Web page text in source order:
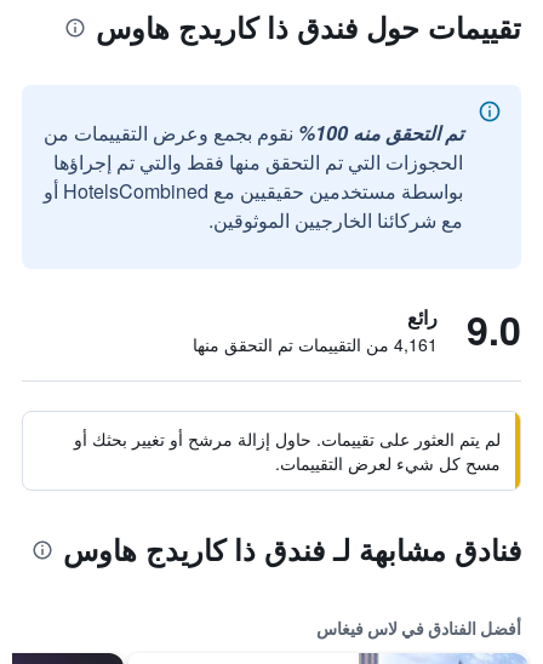
تقييمات حول فندق ذا كاريدج هاوس
تم التحقق منه 100%
نقوم بجمع وعرض التقييمات من
الحجوزات التي تم التحقق منها فقط والتي تم إجراؤها
بواسطة مستخدمين حقيقيين مع HotelsCombined أو
مع شركائنا الخارجيين الموثوقين.
9.0 رائع
4,161 من التقييمات تم التحقق منها
لم يتم العثور على تقييمات. حاول إزالة مرشح أو تغيير بحثك أو
مسح كل شيء لعرض التقييمات.
فنادق مشابهة لـ فندق ذا كاريدج هاوس
أفضل الفنادق في لاس فيغاس